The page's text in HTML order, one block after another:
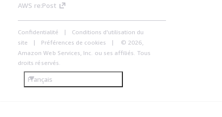
AWS re:Post
Confidentialité
Conditions d'utilisation du
site
Préférences de cookies
© 2026,
Amazon Web Services, Inc. ou ses affiliés. Tous
droits réservés.
Français